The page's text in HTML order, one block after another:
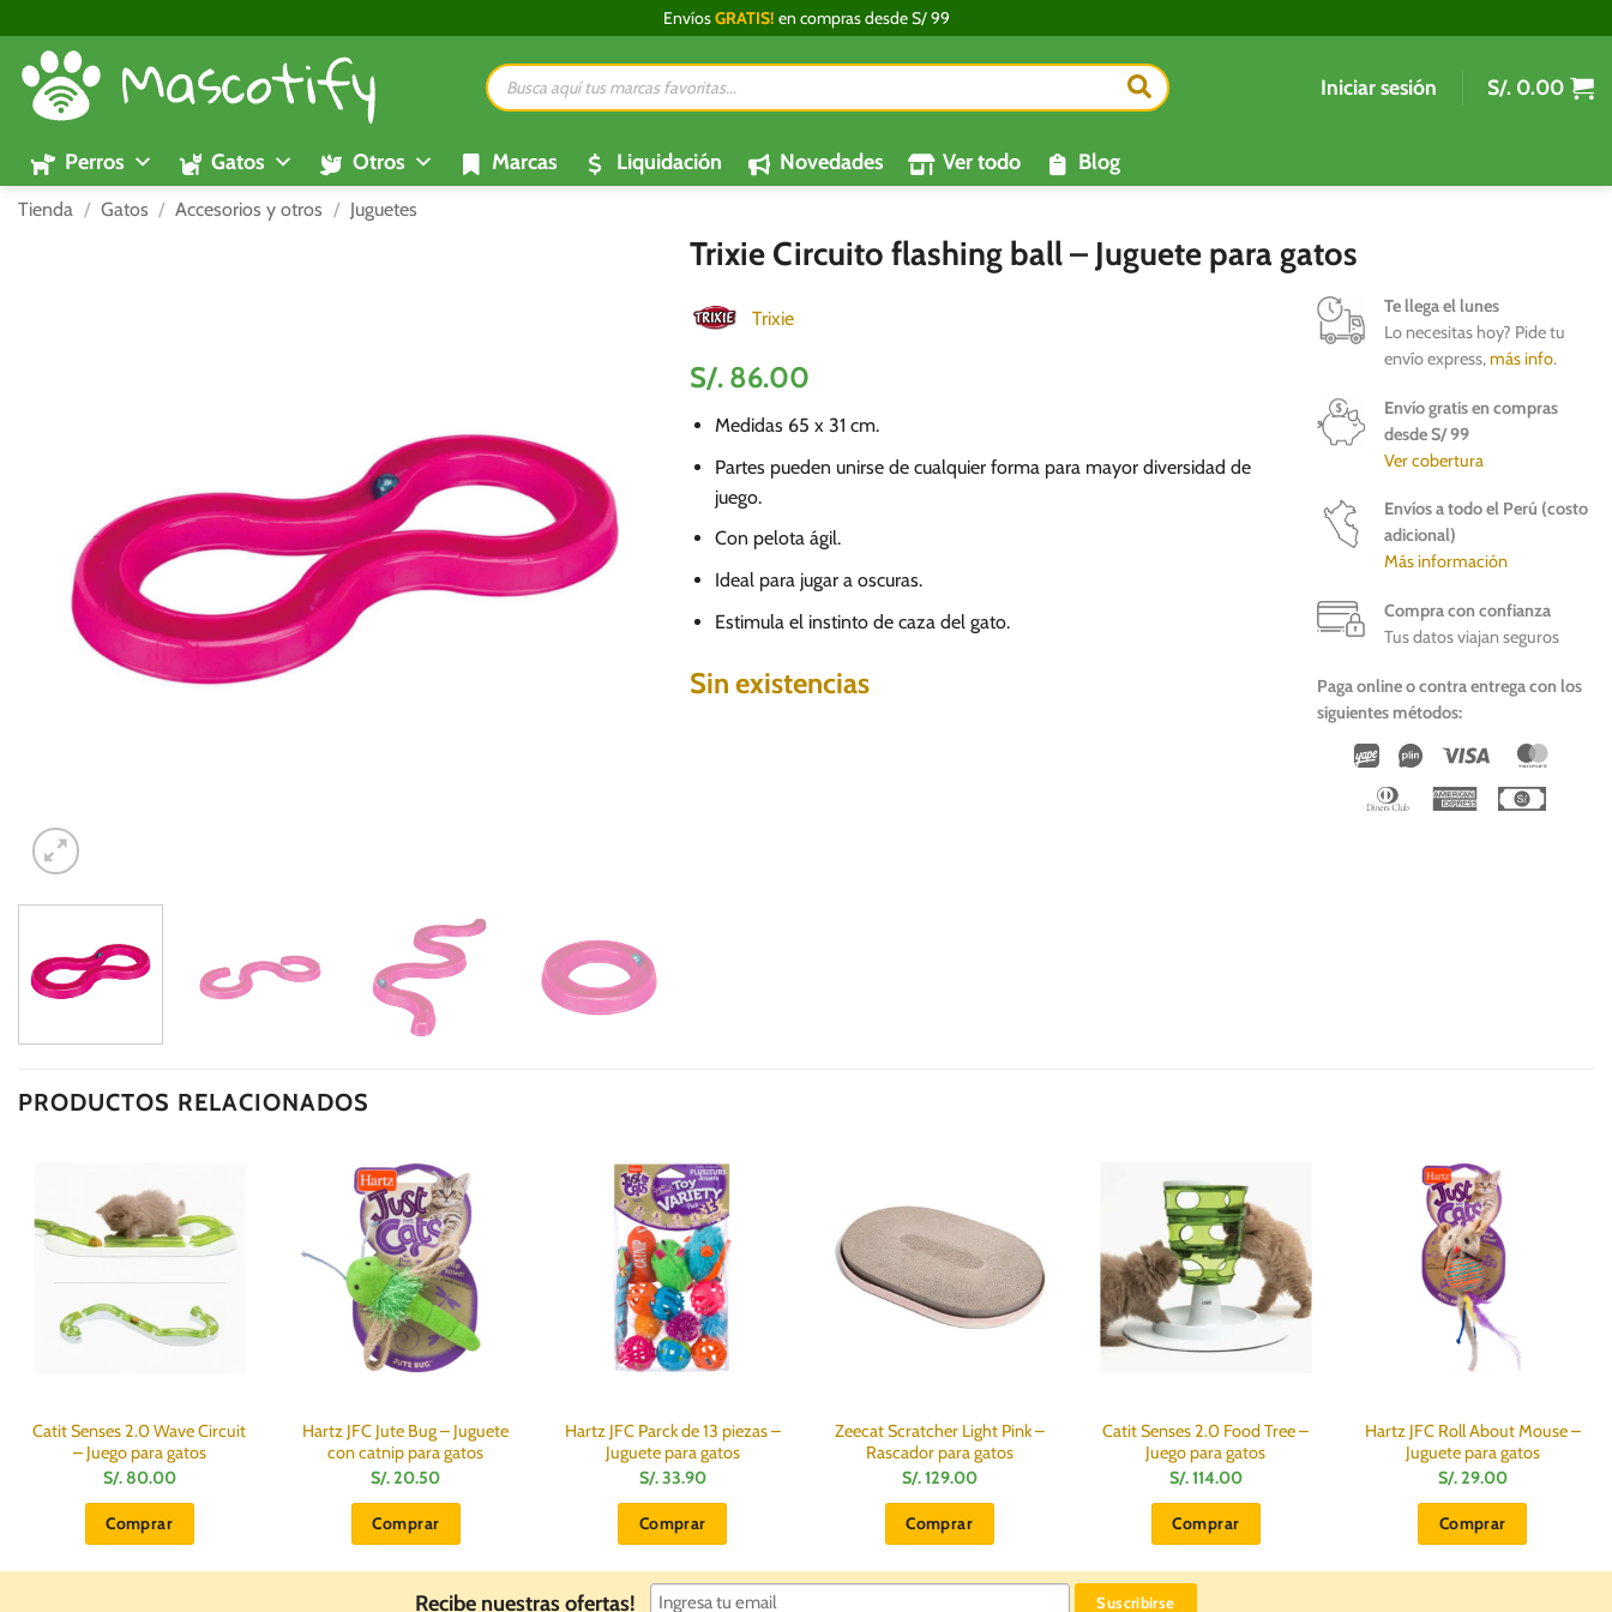
al
contenido
EnvíosGRATIS! en compras desde S/ 99
Búsqueda
de
productos
Iniciar sesión S/. 0.00
Perros Gatos Otros Marcas Liquidación Novedades Ver todo Blog
Tienda / Gatos / Accesorios y otros / Juguetes
Trixie Circuito flashing ball – Juguete para gatos
Trixie
S/. 86.00
Medidas 65 x 31 cm.
Partes pueden unirse de cualquier forma para mayor diversidad de
juego.
Con pelota ágil.
Ideal para jugar a oscuras.
Estimula el instinto de caza del gato.
Sin existencias
Te llega el lunes
Lo necesitas hoy? Pide tu
envío express,más info.
Envío gratis en compras
desde S/ 99
Ver cobertura
Envíos a todo el Perú (costo
adicional)
Más información
Compra con confianza
Tus datos viajan seguros
Paga online o contra entrega con los
siguientes métodos:
Wirecard
Vipps Visa
Dinners
American
PRODUCTOS RELACIONADOS
Catit Senses 2.0 Wave Circuit
– Juego para gatos
S/.80.00
Comprar
Hartz JFC Jute Bug – Juguete
con catnip para gatos
S/.20.50
Comprar
Hartz JFC Parck de 13 piezas –
Juguete para gatos
S/.33.90
Comprar
Zeecat Scratcher Light Pink –
Rascador para gatos
S/.129.00
Comprar
Catit Senses 2.0 Food Tree –
Juego para gatos
S/.114.00
Comprar
Hartz JFC Roll About Mouse –
Juguete para gatos
S/.29.00
Comprar
Recibe nuestras ofertas!